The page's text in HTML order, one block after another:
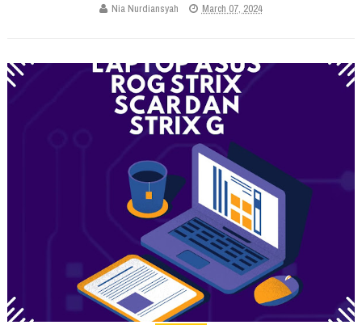
Nia Nurdiansyah March 07, 2024